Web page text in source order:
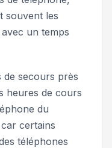
souvent les
un temps
de secours près
heures de cours
du
certains
téléphones